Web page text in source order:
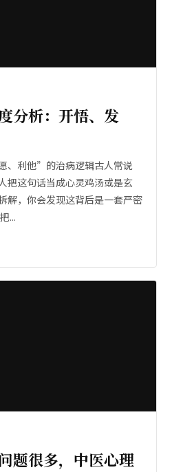
分析：开悟、发
、利他”的治病逻辑古人常说
把这句话当成心灵鸡汤或是玄
解，你会发现这背后是一套严密
...
题很多，中医心理